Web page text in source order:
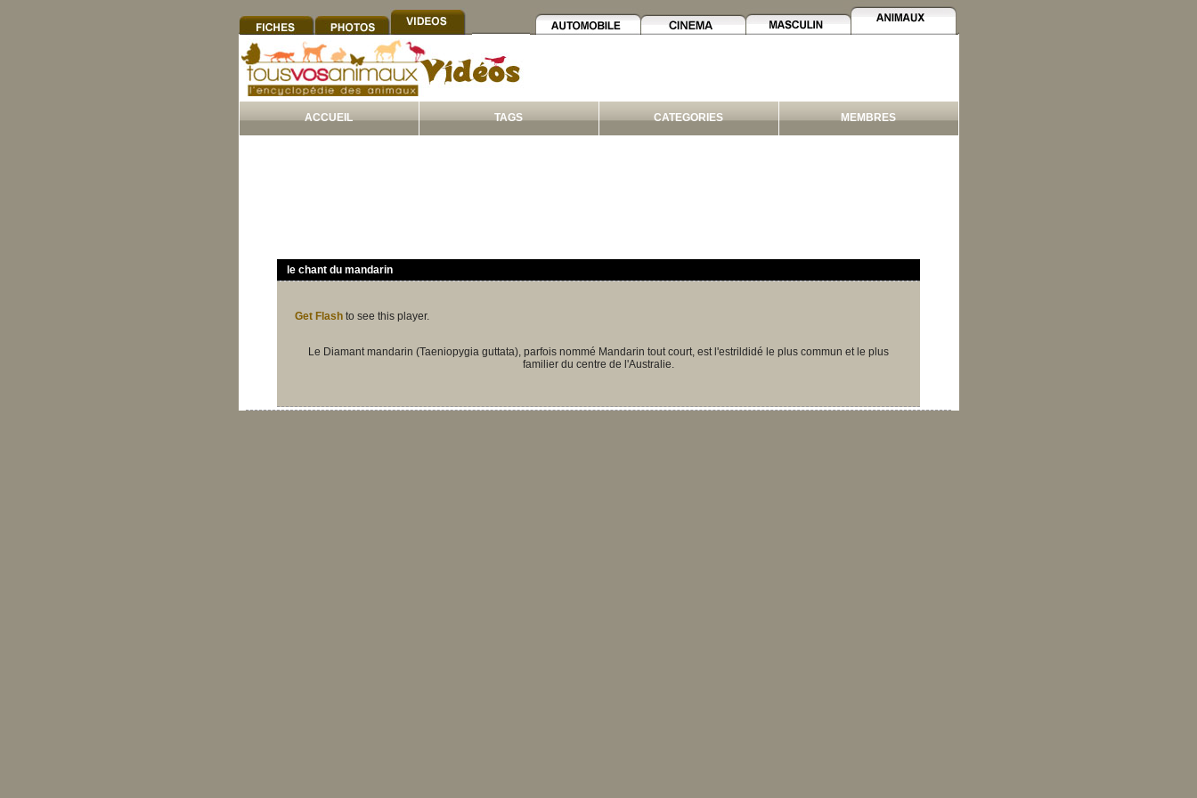
ACCUEIL TAGS CATEGORIES MEMBRES
le chant du mandarin
Get Flash to see this player.
Le Diamant mandarin (Taeniopygia guttata), parfois nommé Mandarin tout court, est l'estrildidé le plus commun et le plus
familier du centre de l'Australie.